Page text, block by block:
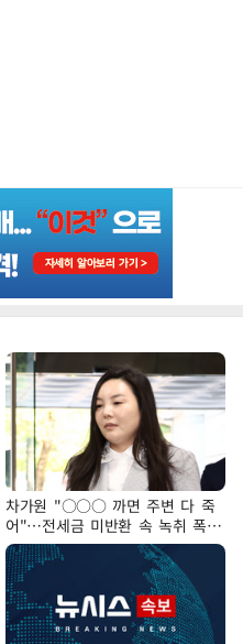
차가원 "○○○ 까면 주변 다 죽
어"…전세금 미반환 속 녹취 폭로
파장